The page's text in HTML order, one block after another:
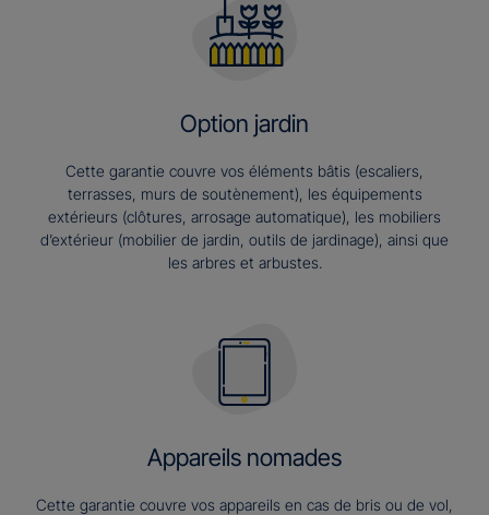
Option jardin
Cette garantie couvre vos éléments bâtis (escaliers,
terrasses, murs de soutènement), les équipements
extérieurs (clôtures, arrosage automatique), les mobiliers
d’extérieur (mobilier de jardin, outils de jardinage), ainsi que
les arbres et arbustes.
Appareils nomades
Cette garantie couvre vos appareils en cas de bris ou de vol,